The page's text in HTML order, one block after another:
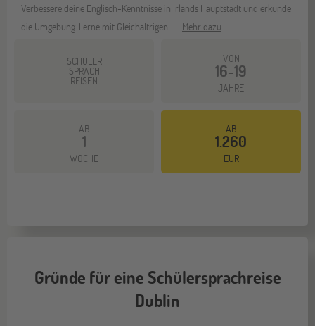
Verbessere deine Englisch-Kenntnisse in Irlands Hauptstadt und erkunde
die Umgebung. Lerne mit Gleichaltrigen.
Mehr dazu
SCHÜLER
SPRACH
REISEN
VON
16-19
JAHRE
AB
1
WOCHE
AB
1.260
EUR
Gründe für eine Schülersprachreise
Dublin